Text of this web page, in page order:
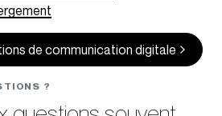
de communication digitale
?